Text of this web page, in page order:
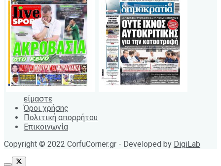
είμαστε
Όροι χρήσης
Πολιτική απορρήτου
Επικοινωνία
Copyright © 2022 CorfuCorner.gr - Developed by DigiLab